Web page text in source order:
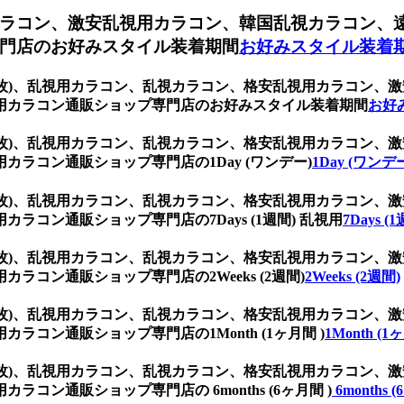
コン、激安乱視用カラコン、韓国乱視カラコン
店のお好みスタイル装着期間お好みスタイル装着
)、乱視用カラコン、乱視カラコン、格安乱視用カラコン、
ラコン通販ショップ専門店のお好みスタイル装着期間お好
)、乱視用カラコン、乱視カラコン、格安乱視用カラコン、
ラコン通販ショップ専門店の1Day (ワンデー)1Day (ワンデ
)、乱視用カラコン、乱視カラコン、格安乱視用カラコン、
ラコン通販ショップ専門店の7Days (1週間) 乱視用 7Days (1
)、乱視用カラコン、乱視カラコン、格安乱視用カラコン、
ラコン通販ショップ専門店の2Weeks (2週間)2Weeks (2週間)
)、乱視用カラコン、乱視カラコン、格安乱視用カラコン、
ラコン通販ショップ専門店の1Month (1ヶ月間 )1Month (1
)、乱視用カラコン、乱視カラコン、格安乱視用カラコン、
ラコン通販ショップ専門店の 6months (6ヶ月間 ) 6months